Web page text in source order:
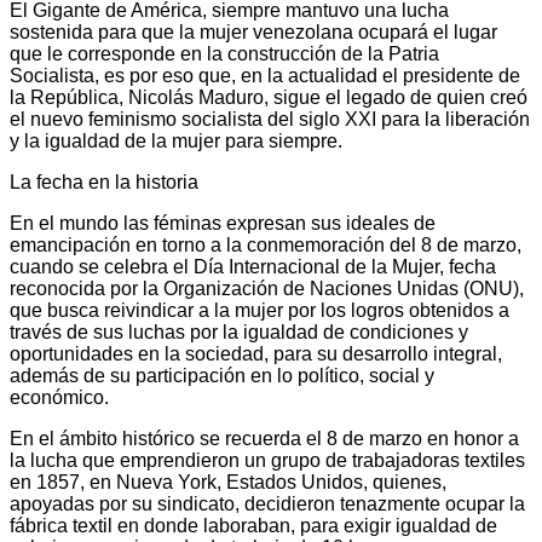
El Gigante de América, siempre mantuvo una lucha
sostenida para que la mujer venezolana ocupará el lugar
que le corresponde en la construcción de la Patria
Socialista, es por eso que, en la actualidad el presidente de
la República, Nicolás Maduro, sigue el legado de quien creó
el nuevo feminismo socialista del siglo XXI para la liberación
y la igualdad de la mujer para siempre.
La fecha en la historia
En el mundo las féminas expresan sus ideales de
emancipación en torno a la conmemoración del 8 de marzo,
cuando se celebra el Día Internacional de la Mujer, fecha
reconocida por la Organización de Naciones Unidas (ONU),
que busca reivindicar a la mujer por los logros obtenidos a
través de sus luchas por la igualdad de condiciones y
oportunidades en la sociedad, para su desarrollo integral,
además de su participación en lo político, social y
económico.
En el ámbito histórico se recuerda el 8 de marzo en honor a
la lucha que emprendieron un grupo de trabajadoras textiles
en 1857, en Nueva York, Estados Unidos, quienes,
apoyadas por su sindicato, decidieron tenazmente ocupar la
fábrica textil en donde laboraban, para exigir igualdad de